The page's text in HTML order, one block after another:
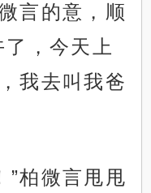
言的意，顺
，今天上
我去叫我爸
”柏微言甩甩